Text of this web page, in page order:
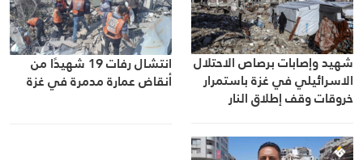
شهيد وإصابات برصاص الاحتلال
الاسرائيلي في غزة باستمرار
خروقات وقف إطلاق النار
انتشال رفات 19 شهيدًا من
أنقاض عمارة مدمرة في غزة